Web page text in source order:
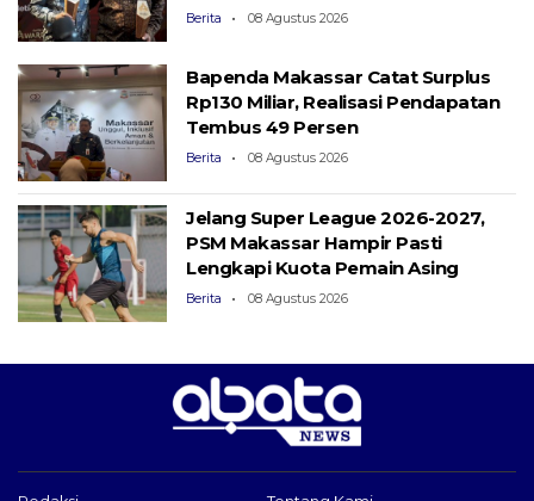
Berita 08 Agustus 2026
Bapenda Makassar Catat Surplus
Rp130 ​​Miliar, Realisasi Pendapatan
Tembus 49 Persen
Berita 08 Agustus 2026
Jelang Super League 2026-2027,
PSM Makassar Hampir Pasti
Lengkapi Kuota Pemain Asing
Berita 08 Agustus 2026